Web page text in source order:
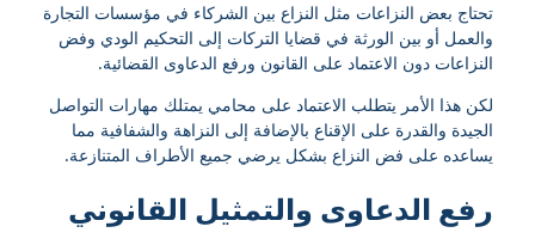
تحتاج بعض النزاعات مثل النزاع بين الشركاء في مؤسسات التجارة
والعمل أو بين الورثة في قضايا التركات إلى التحكيم الودي وفض
النزاعات دون الاعتماد على القانون ورفع الدعاوى القضائية.
لكن هذا الأمر يتطلب الاعتماد على محامي يمتلك مهارات التواصل
الجيدة والقدرة على الإقناع بالإضافة إلى النزاهة والشفافية مما
يساعده على فض النزاع بشكل يرضي جميع الأطراف المتنازعة.
رفع الدعاوى والتمثيل القانوني